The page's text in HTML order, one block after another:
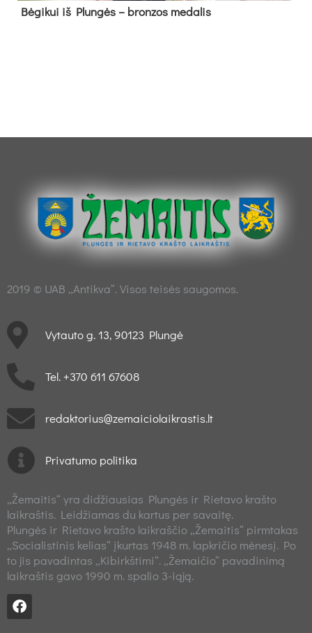
Bė­gi­kui iš Plun­gės – bron­zos me­da­lis
2019 © UAB „Antikva“. Visos teisės saugomos.
Vytauto g. 13, 90123 Plungė
Tel. +370 611 67608
redaktorius@zemaiciolaikrastis.lt
Privatumo politika
„Žemaitis“ yra didžiausias Plungės ir Rietavo krašto
laikraštis. Leidžiamas du kartus per savaitę.
Plungės ir Rietavo krašto laikraščio „Žemaitis“ pirmtakas
„Socialistinis kelias“ įkurtas 1948 m. lapkričio mėnesį. Po
to jis pavadintas „Kibirkštimi“. „Žemaičio“ pavadinimą
laikraštis gavo 1990 m. spalio 3-iąją.